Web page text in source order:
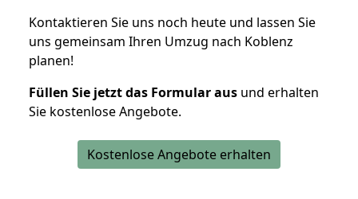
Kontaktieren Sie uns noch heute und lassen Sie
uns gemeinsam Ihren Umzug nach Koblenz
planen!
Füllen Sie jetzt das Formular aus und erhalten
Sie kostenlose Angebote.
Kostenlose Angebote erhalten